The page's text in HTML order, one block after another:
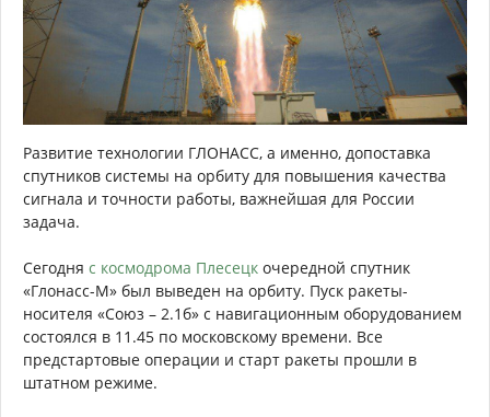
Развитие технологии ГЛОНАСС, а именно, допоставка
спутников системы на орбиту для повышения качества
сигнала и точности работы, важнейшая для России
задача.
Сегодня с космодрома Плесецк очередной спутник
«Глонасс-М» был выведен на орбиту. Пуск ракеты-
носителя «Союз – 2.1б» с навигационным оборудованием
состоялся в 11.45 по московскому времени. Все
предстартовые операции и старт ракеты прошли в
штатном режиме.